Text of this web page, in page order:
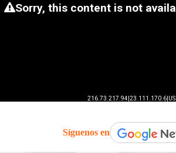
Síguenos en